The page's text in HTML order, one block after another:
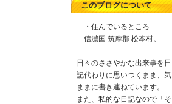
このブログについて
・住んでいるところ
信濃国 筑摩郡 松本村。
日々のささやかな出来事を日
記代わりに思いつくまま、気
ままに書き連ねています。
また、私的な日記なので「そ